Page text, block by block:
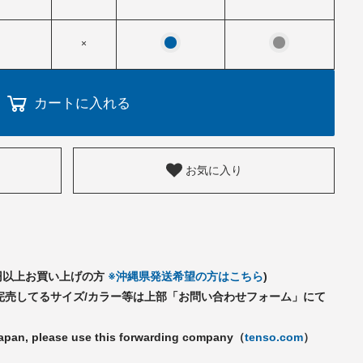
×
カートに入れる
お気に入り
上お買い上げの方 ※沖縄県発送希望の方はこちら)
してるサイズ/カラー等は上部「お問い合わせフォーム」にて
please use this forwarding company（tenso.com）